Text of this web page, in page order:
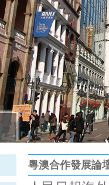
粵澳合作發展論